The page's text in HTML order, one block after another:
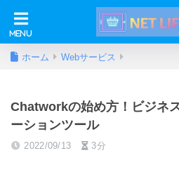
ホーム Webサービス
Chatworkの始め方！ビジネ
ーションツール
2022/09/13 3分